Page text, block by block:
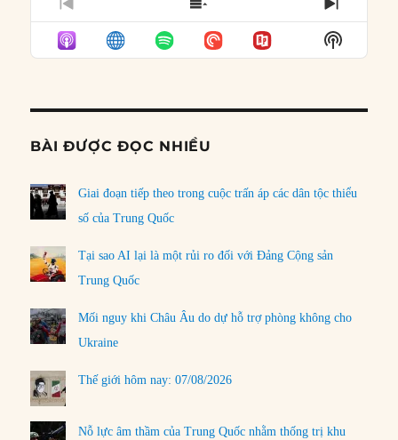
PREVIOUS
EPISODE
SHOW
EPISODES
LIST
NEXT
Show
Podcast
BÀI ĐƯỢC ĐỌC NHIỀU
Giai đoạn tiếp theo trong cuộc trấn áp các dân tộc thiểu
số của Trung Quốc
Tại sao AI lại là một rủi ro đối với Đảng Cộng sản
Trung Quốc
Mối nguy khi Châu Âu do dự hỗ trợ phòng không cho
Ukraine
Thế giới hôm nay: 07/08/2026
Nỗ lực âm thầm của Trung Quốc nhằm thống trị khu